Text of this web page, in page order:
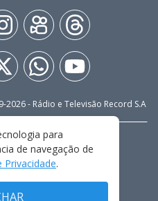
2026- Rádio e Televisão Record S.A
PRIVACIDADE
DE USO
para
de navegação de
Privacidade.